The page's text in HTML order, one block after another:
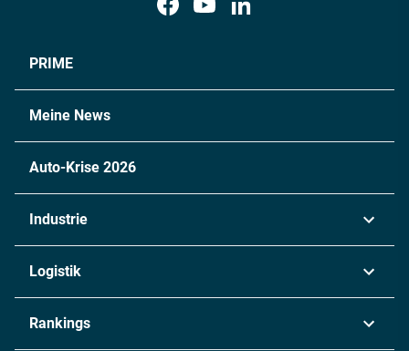
PRIME
Meine News
Auto-Krise 2026
Industrie
Chemie
Logistik
Rankings